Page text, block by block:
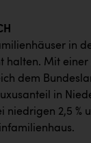
in
halten. Mit
dem
in
niedrigen 2,5 %